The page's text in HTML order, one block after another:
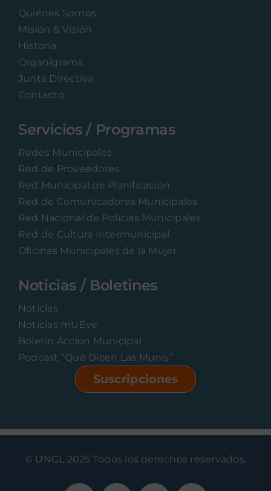
Quiénes Somos
Misión & Visión
Historia
Organigrama
Junta Directiva
Contacto
Servicios / Programas
Redes Municipales
Red de Proveedores
Red Municipal de Planificación
Red de Comunicadores Municipales
Red Nacional de Policías Municipales
Red de Cultura Intermunicipal
Oficinas Municipales de la Mujer
Noticias / Boletines
Noticias
Noticias mUEve
Boletin Accion Municipal
Podcast “Qué Dicen Las Munis”
Suscripciones
© UNGL 2025 Todos los derechos reservados.